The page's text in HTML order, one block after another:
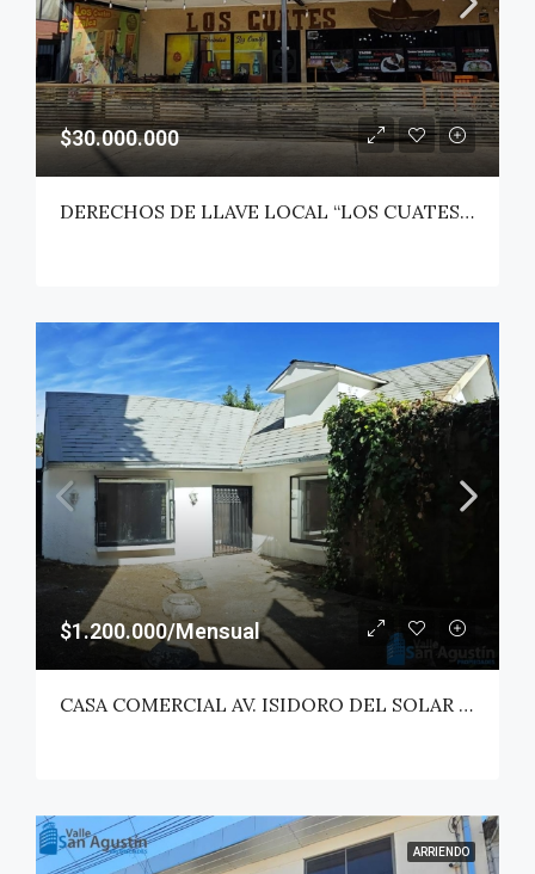
$30.000.000
DERECHOS DE LLAVE LOCAL “LOS CUATES” – TALCA
$1.200.000/Mensual
CASA COMERCIAL AV. ISIDORO DEL SOLAR (DIAGONAL) – TALCA
ARRIENDO